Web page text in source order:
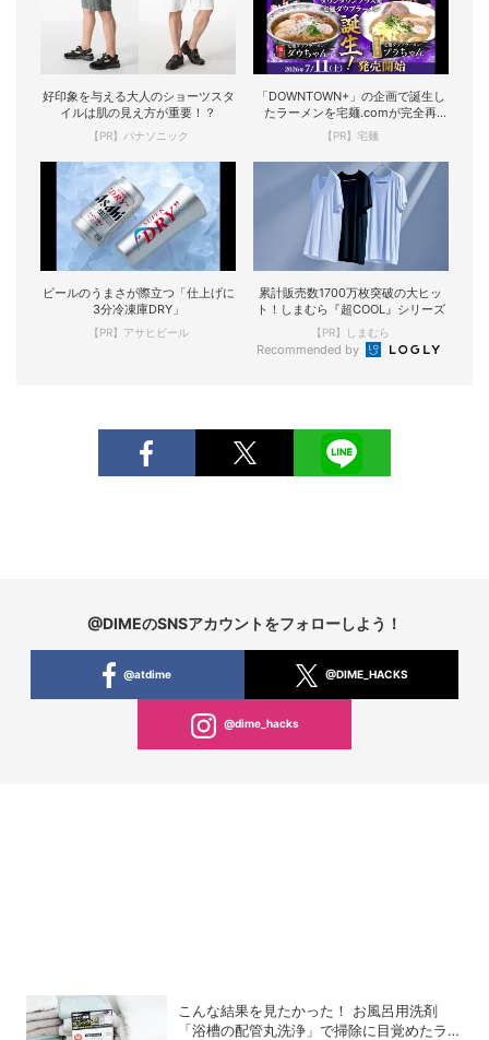
好印象を与える大人のショーツスタ
イルは肌の見え方が重要！？
【PR】パナソニック
「DOWNTOWN+」の企画で誕生し
たラーメンを宅麺.comが完全再
現！
【PR】宅麺
ビールのうまさが際立つ「仕上げに
3分冷凍庫DRY」
【PR】アサヒビール
累計販売数1700万枚突破の大ヒッ
ト！しまむら『超COOL』シリーズ
【PR】しまむら
Recommended by
@DIMEのSNSアカウントをフォローしよう！
@atdime @DIME_HACKS
@dime_hacks
こんな結果を見たかった！ お風呂用洗剤
「浴槽の配管丸洗浄」で掃除に目覚めたライ